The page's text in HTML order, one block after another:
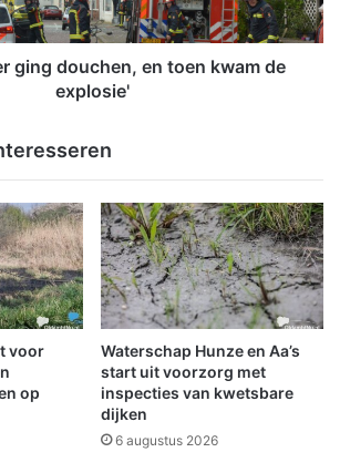
ging douchen, en toen kwam de
explosie'
voor
op
Waterschap Hunze en Aa’s
start uit voorzorg met
inspecties van kwetsbare
dijken
6 augustus 2026